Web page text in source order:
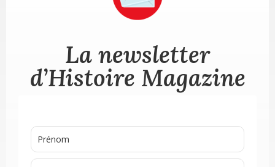
La newsletter
d’Histoire Magazine